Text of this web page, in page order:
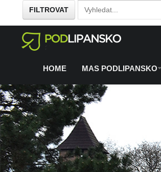
FILTROVAT
HOME MAS PODLIPANSKO
/ O regionu / Co se chystá